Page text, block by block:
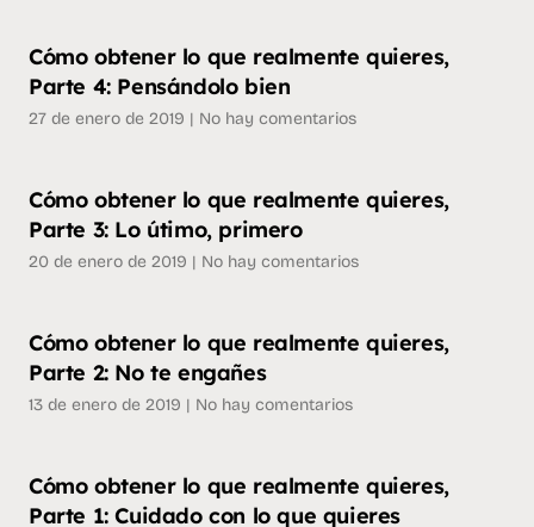
Cómo obtener lo que realmente quieres,
Parte 4: Pensándolo bien
27 de enero de 2019 No hay comentarios
Cómo obtener lo que realmente quieres,
Parte 3: Lo útimo, primero
20 de enero de 2019 No hay comentarios
Cómo obtener lo que realmente quieres,
Parte 2: No te engañes
13 de enero de 2019 No hay comentarios
Cómo obtener lo que realmente quieres,
Parte 1: Cuidado con lo que quieres